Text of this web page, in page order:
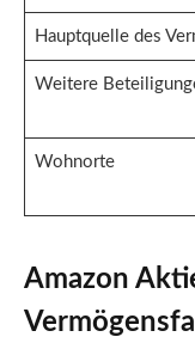
Hauptquelle des
Weitere
Wohnorte
Amazon